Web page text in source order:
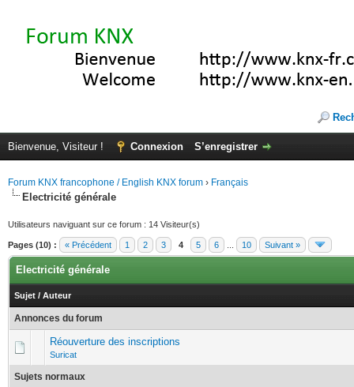
Bienvenue, Visiteur ! Connexion S’enregistrer
Forum KNX francophone / English KNX forum › Français
Electricité générale
Utilisateurs naviguant sur ce forum : 14 Visiteur(s)
Pages (10) : « Précédent 1 2 3 4 5 6 10 Suivant »
Electricité générale
Sujet / Auteur
Annonces du forum
Réouverture des inscriptions
Suricat
Sujets normaux